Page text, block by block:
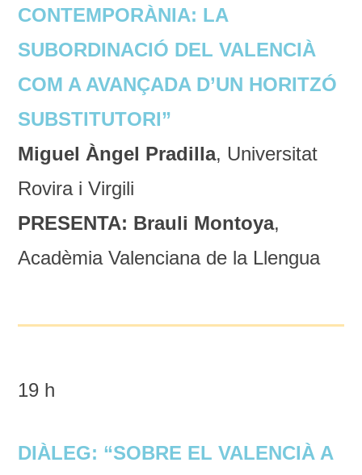
CONTEMPORÀNIA: LA
SUBORDINACIÓ DEL VALENCIÀ
COM A AVANÇADA D’UN HORITZÓ
SUBSTITUTORI”
Miguel Àngel Pradilla, Universitat
Rovira i Virgili
PRESENTA: Brauli Montoya,
Acadèmia Valenciana de la Llengua
19 h
DIÀLEG: “SOBRE EL VALENCIÀ A